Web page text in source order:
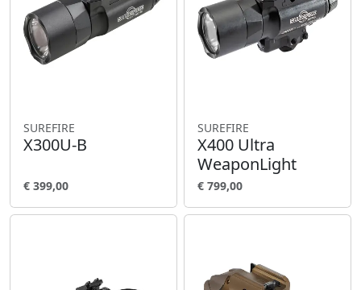
SUREFIRE
X300U-B
€ 399,00
SUREFIRE
X400 Ultra
WeaponLight
€ 799,00